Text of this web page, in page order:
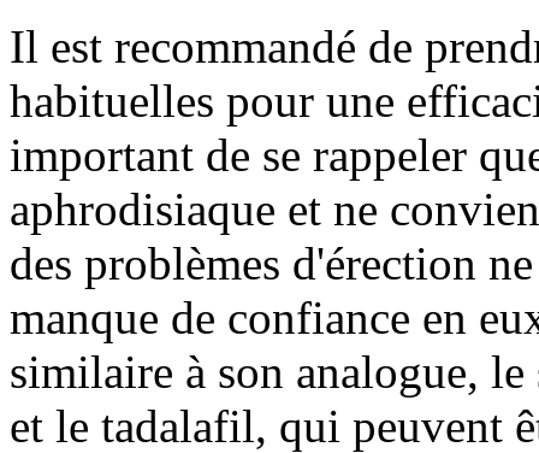
Il est recommandé de
habituelles pour une
important de se rappeler
aphrodisiaque et ne
des problèmes d'érection
manque de confiance en
similaire à son analogue,
et le tadalafil, qui peuvent